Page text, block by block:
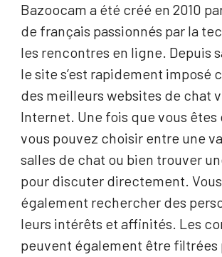
Bazoocam a été créé en 2010
de français passionnés par la
les rencontres en ligne. Depuis
le site s’est rapidement imposé
des meilleurs websites de chat
Internet. Une fois que vous
vous pouvez choisir entre une
salles de chat ou bien trouver
pour discuter directement.
également rechercher des
leurs intérêts et affinités. Les
peuvent également être filtrées